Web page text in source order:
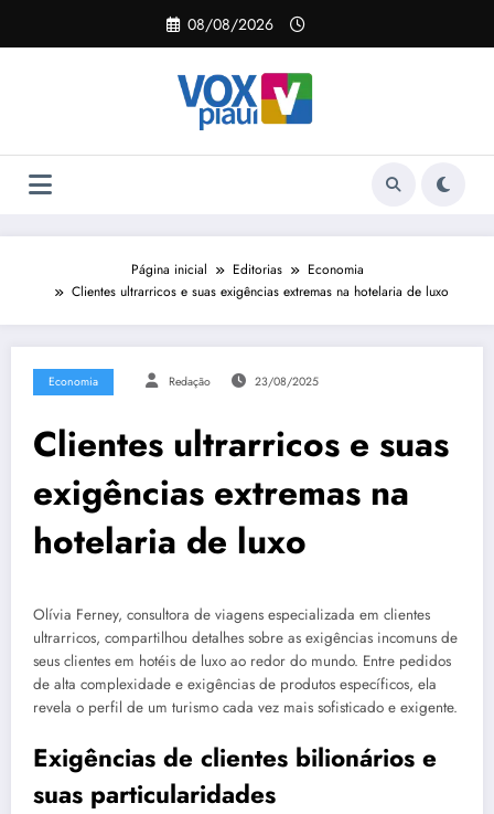
o
08/08/2026
Página inicial Editorias
Economia
Clientes ultrarricos e suas exigências extremas na hotelaria de luxo
Economia Redação 23/08/2025
Clientes ultrarricos e suas
exigências extremas na
hotelaria de luxo
Olívia Ferney, consultora de viagens especializada em clientes
ultrarricos, compartilhou detalhes sobre as exigências incomuns de
seus clientes em hotéis de luxo ao redor do mundo. Entre pedidos
de alta complexidade e exigências de produtos específicos, ela
revela o perfil de um turismo cada vez mais sofisticado e exigente.
Exigências de clientes bilionários e
suas particularidades